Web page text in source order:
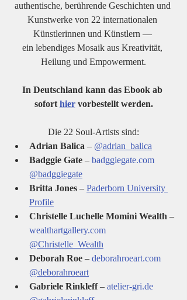
authentische, berührende Geschichten und
Kunstwerke von 22 internationalen
Künstlerinnen und Künstlern —
ein lebendiges Mosaik aus Kreativität,
Heilung und Empowerment.
In Deutschland kann das Ebook ab
sofort hier vorbestellt werden.
Die 22 Soul-Artists sind:
Adrian Balica – @adrian_balica
Badggie Gate – badggiegate.com
@badggiegate
Britta Jones – Paderborn University
Profile
Christelle Luchelle Momini Wealth –
wealthartgallery.com
@Christelle_Wealth
Deborah Roe – deborahroeart.com
@deborahroeart
Gabriele Rinkleff – atelier-gri.de